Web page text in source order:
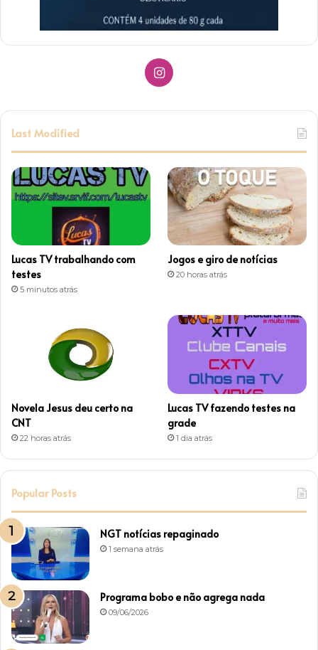
I
t
a
g
r
a
Last Modified
Lucas TV trabalhando com
testes
5 minutos atrás
Jogos e giro de notícias
20 horas atrás
Novela Jesus deu certo na
CNT
22 horas atrás
Lucas TV fazendo testes na
grade
1 dia atrás
Popular Posts
NGT notícias repaginado
1 semana atrás
Programa bobo e não agrega nada
09/06/2026